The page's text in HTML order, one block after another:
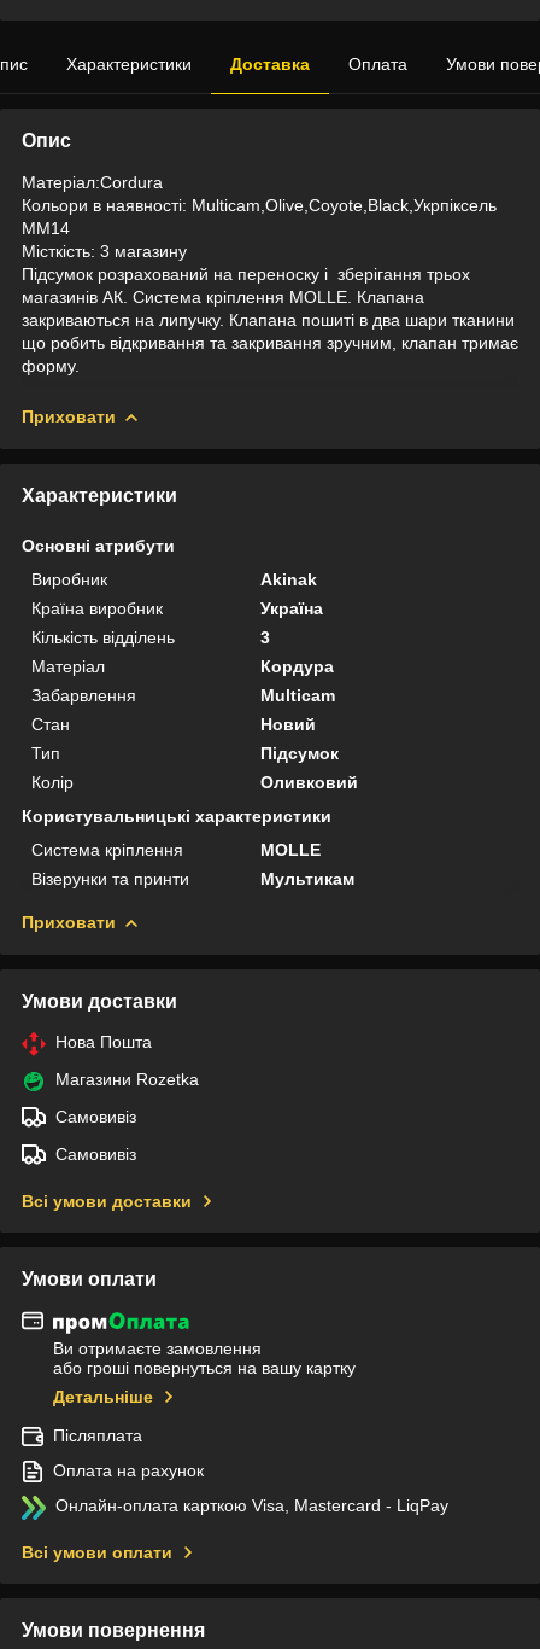
Характеристики Доставка Оплата Умови
Опис
Матеріал:Cordura
Кольори в наявності: Multicam,Olive,Coyote,Black,Укрпіксель
ММ14
Місткість: 3 магазину
Підсумок розрахований на переноску і зберігання трьох
магазинів АК. Система кріплення MOLLE. Клапана
закриваються на липучку. Клапана пошиті в два шари тканини
що робить відкривання та закривання зручним, клапан тримає
форму.
Приховати
Характеристики
Основні атрибути
Виробник
Akinak
Країна виробник
Україна
Кількість відділень
3
Матеріал
Кордура
Забарвлення
Multicam
Стан
Новий
Тип
Підсумок
Колір
Оливковий
Користувальницькі характеристики
Система кріплення
MOLLE
Візерунки та принти
Мультикам
Приховати
Умови доставки
Нова Пошта
Магазини Rozetka
Самовивіз
Самовивіз
Всі умови доставки
Умови оплати
Ви отримаєте замовлення
або гроші повернуться на вашу картку
Детальніше
Післяплата
Оплата на рахунок
Онлайн-оплата карткою Visa, Mastercard - LiqPay
Всі умови оплати
Умови повернення